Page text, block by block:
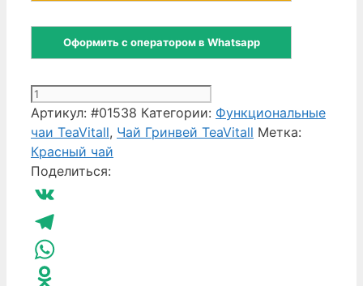
Оформить с оператором в Whatsapp
Количество
товара
Сердечно
сосудистый
чай
Гринвей
6
пачка
75
Артикул: #01538 Категории: Функциональные
чаи TeaVitall, Чай Гринвей TeaVitall Метка:
Красный чай
Поделиться:
VK
Telegram
WhatsApp